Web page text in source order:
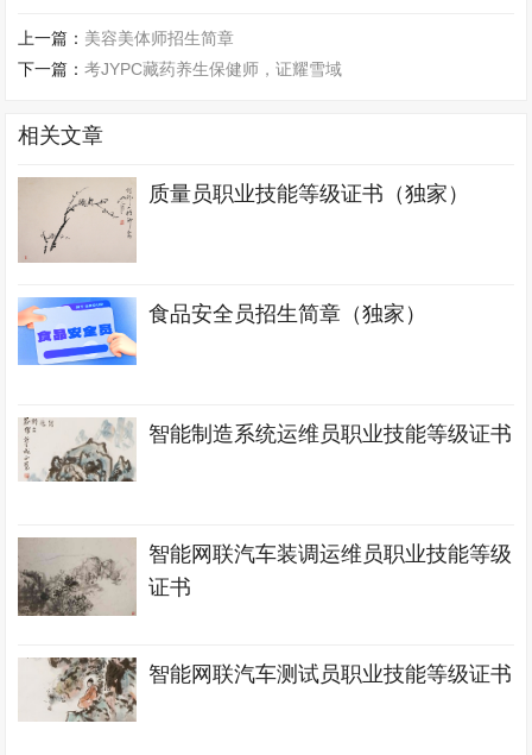
上一篇： 美容美体师招生简章
下一篇：考JYPC藏药养生保健师，证耀雪域
相关文章
质量员职业技能等级证书（独家）
食品安全员招生简章（独家）
智能制造系统运维员职业技能等级证书
智能网联汽车装调运维员职业技能等级
证书
智能网联汽车测试员职业技能等级证书